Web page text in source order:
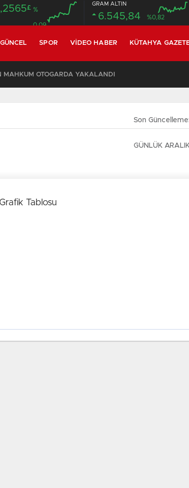
£ %
0.09
GRAM ALTIN
6.545,84 %0,82
GÜNCEL SPOR VIDEO HABER KÜTAHYA
MAHKUM OTOGARDA YAKALANDI
Son Güncelleme:
GÜNLÜK
Tablosu